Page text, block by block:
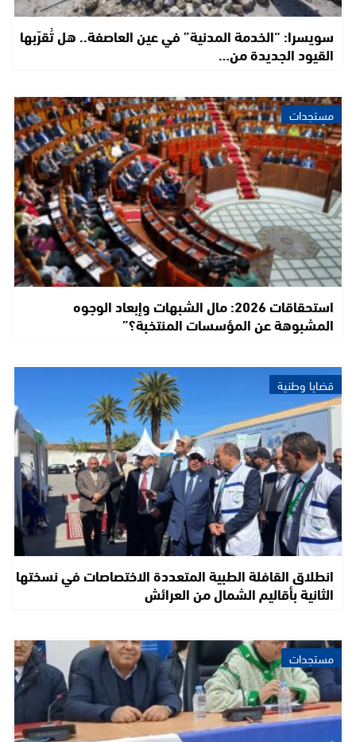
سويسرا: “الخدمة المدنية” في عين العاصفة.. هل تُقرّبها
القيود الجديدة من…
مستجدات
استحقاقات 2026: مال الشبهات وإبعاد الوجوه
المشبوهة عن المؤسسات المنتخبة؟”
قضايا وطنية
انطلاق القافلة الطبية المتعددة الاختصاصات في نسختها
الثانية بأقاليم الشمال من العرائش
مستجدات